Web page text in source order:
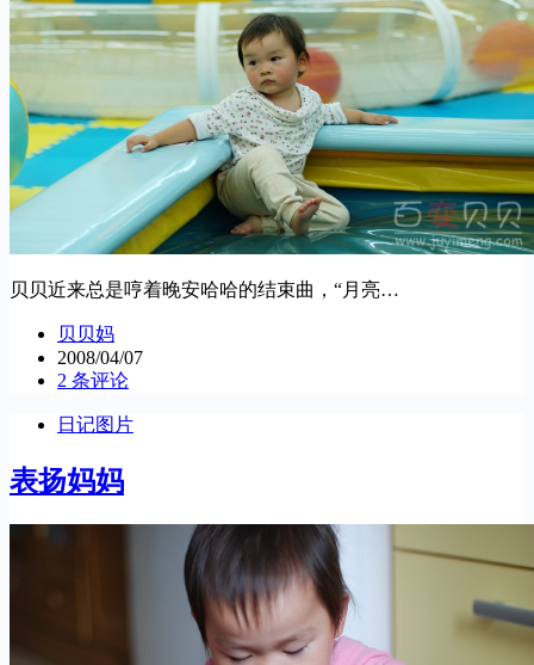
贝贝近来总是哼着晚安哈哈的结束曲，“月亮…
贝贝妈
2008/04/07
2 条评论
日记图片
表扬妈妈